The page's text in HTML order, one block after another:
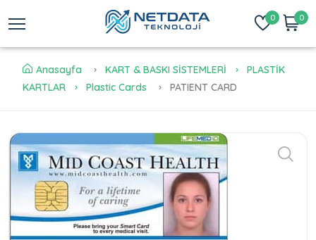
0 0
Anasayfa KART & BASKI SİSTEMLERİ
PLASTİK
KARTLAR
Plastic Cards PATIENT CARD